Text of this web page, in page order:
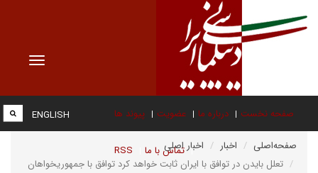
Toggle
صفحه نخست درباره ما عضویت پیوند ها
تماس با ما RSS
ENGLISH
صفحه‌اصلی اخبار
اخبار اصلی
تعلل بایدن در توافق با ایران ثابت خواهد کرد توافق با جمهوریخواهان